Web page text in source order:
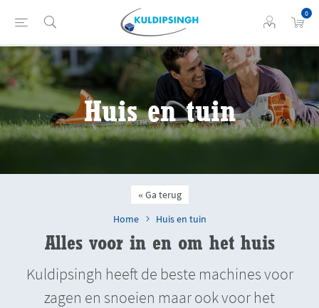
0
Huis en tuin
Ga terug
Home
Huis en tuin
Alles voor in en om het huis
Kuldipsingh heeft de beste machines voor
zagen en snoeien maar ook voor het